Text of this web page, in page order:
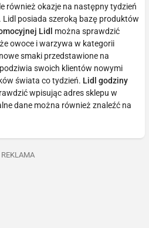
również okazje na następny tydzień
Lidl posiada szeroką bazę produktów
Lidl
można sprawdzić
owoce i warzywa w kategorii
smaki przedstawione na
swoich klientów nowymi
świata co tydzień. Lidl godziny
wpisując adres sklepu w
dane można również znaleźć na
REKLAMA